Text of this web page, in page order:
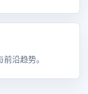
沿趋势。